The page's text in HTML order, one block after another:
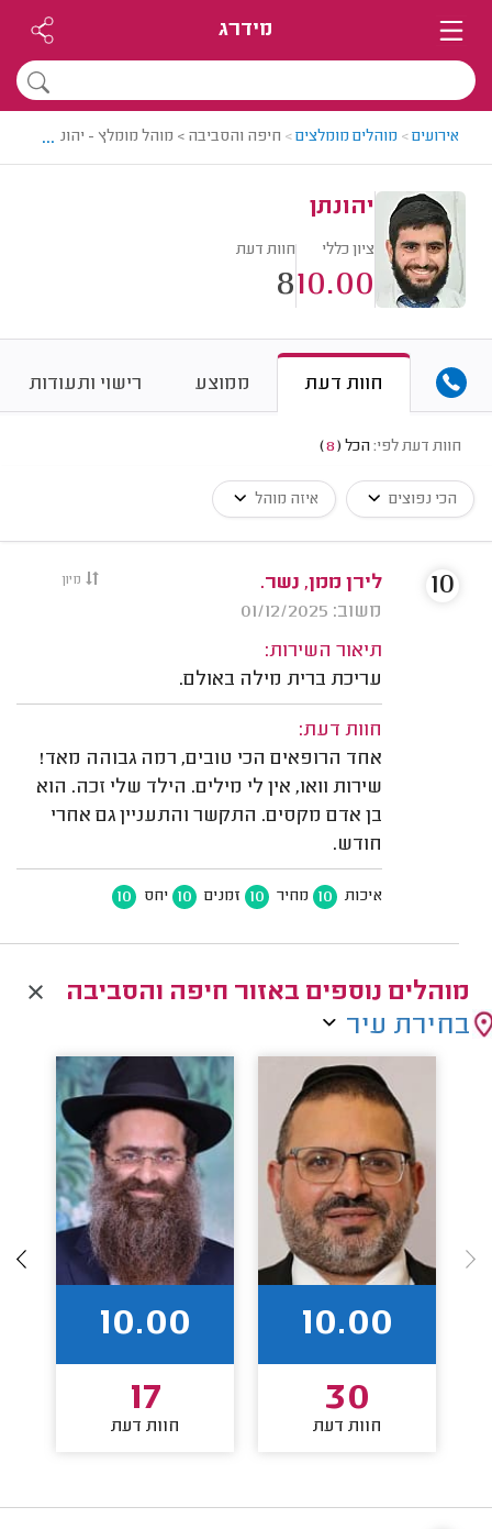
מידרג
אירועים> מוהלים מומלצים> חיפה והסביבה > מוהל מומלץ - יהונתן...
יהונתן
ציון כללי
10.00
חוות דעת
8
חוות דעת ממוצע רישוי ותעודות
חוות דעת לפי: הכל (
8
)
הכי נפוצים איזה מוהל
מיון
לירן ממן, נשר.
משוב: 01/12/2025
תיאור השירות:
עריכת ברית מילה באולם.
חוות דעת:
אחד הרופאים הכי טובים, רמה גבוהה מאד!
שירות וואו, אין לי מילים. הילד שלי זכה. הוא
בן אדם מקסים. התקשר והתעניין גם אחרי
חודש.
איכות 10 מחיר 10 זמנים 10 יחס 10
10
מוהלים נוספים באזור חיפה והסביבה
בחירת עיר
10.00
30
חוות דעת
10.00
17
חוות דעת